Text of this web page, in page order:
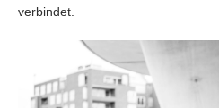
verbindet.